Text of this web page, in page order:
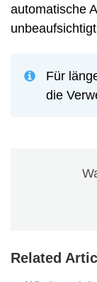
automatische
Für
die
Related